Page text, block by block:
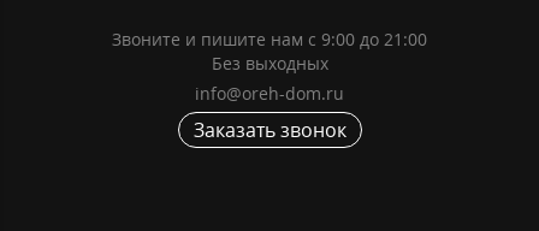
Звоните и пишите нам с 9:00 до 21:00
Без выходных
info@oreh-dom.ru
Заказать звонок